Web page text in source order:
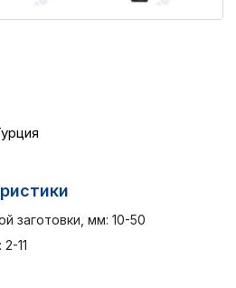
заготовки, мм: 10-50
11